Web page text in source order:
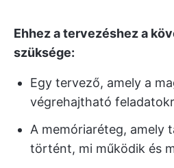
Ehhez a tervezéshez a
szüksége:
Egy tervező, amely a
végrehajtható
A memóriaréteg, amely
történt, mi működik és